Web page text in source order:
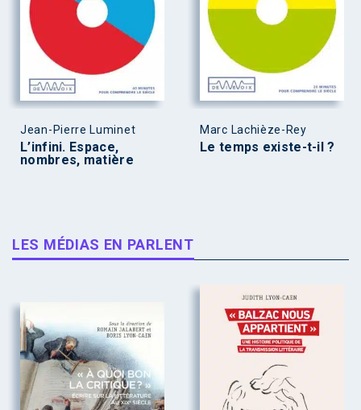
Jean-Pierre Luminet
L’infini. Espace,
nombres, matière
Marc Lachièze-Rey
Le temps existe-t-il ?
LES MÉDIAS EN PARLENT